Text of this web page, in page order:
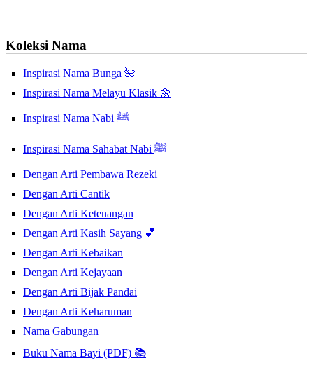
Koleksi Nama
Inspirasi Nama Bunga 🌺
Inspirasi Nama Melayu Klasik 🌼
Inspirasi Nama Nabi ﷺ
Inspirasi Nama Sahabat Nabi ﷺ
Dengan Arti Pembawa Rezeki
Dengan Arti Cantik
Dengan Arti Ketenangan
Dengan Arti Kasih Sayang 💕
Dengan Arti Kebaikan
Dengan Arti Kejayaan
Dengan Arti Bijak Pandai
Dengan Arti Keharuman
Nama Gabungan
Buku Nama Bayi (PDF) 📚